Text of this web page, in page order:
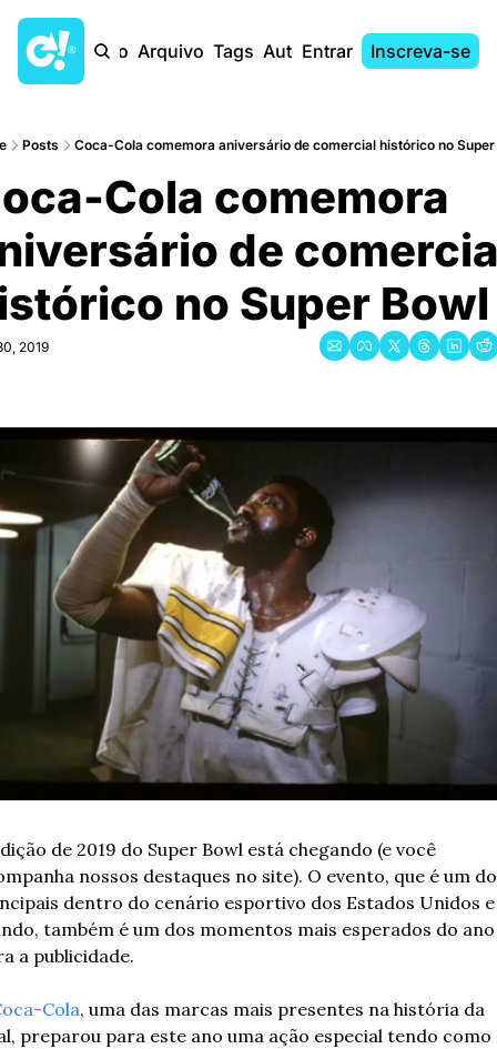
Início Arquivo Tags AutoresEntrar Inscreva-se
Posts Coca-Cola comemora aniversário de comercial histórico no Super
Cola comemora
de
no Super Bowl
2019
de 2019 do Super Bowl está chegando (e você
nossos destaques no site). O evento, que é um
dentro do cenário esportivo dos Estados Unidos
também é um dos momentos mais esperados do ano
a publicidade.
Cola, uma das marcas mais presentes na história da
preparou para este ano uma ação especial tendo como